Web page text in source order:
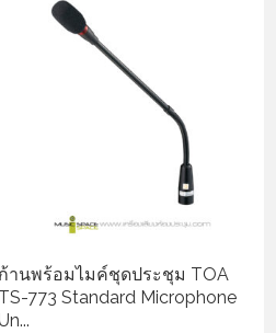
ก้านพร้อมไมค์ชุดประชุม TOA
TS-773 Standard Microphone